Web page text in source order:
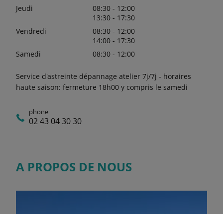
Jeudi
08:30 - 12:00
13:30 - 17:30
Vendredi
08:30 - 12:00
14:00 - 17:30
Samedi
08:30 - 12:00
Service d'astreinte dépannage atelier 7j/7j - horaires
haute saison: fermeture 18h00 y compris le samedi
phone
02 43 04 30 30
A PROPOS DE NOUS